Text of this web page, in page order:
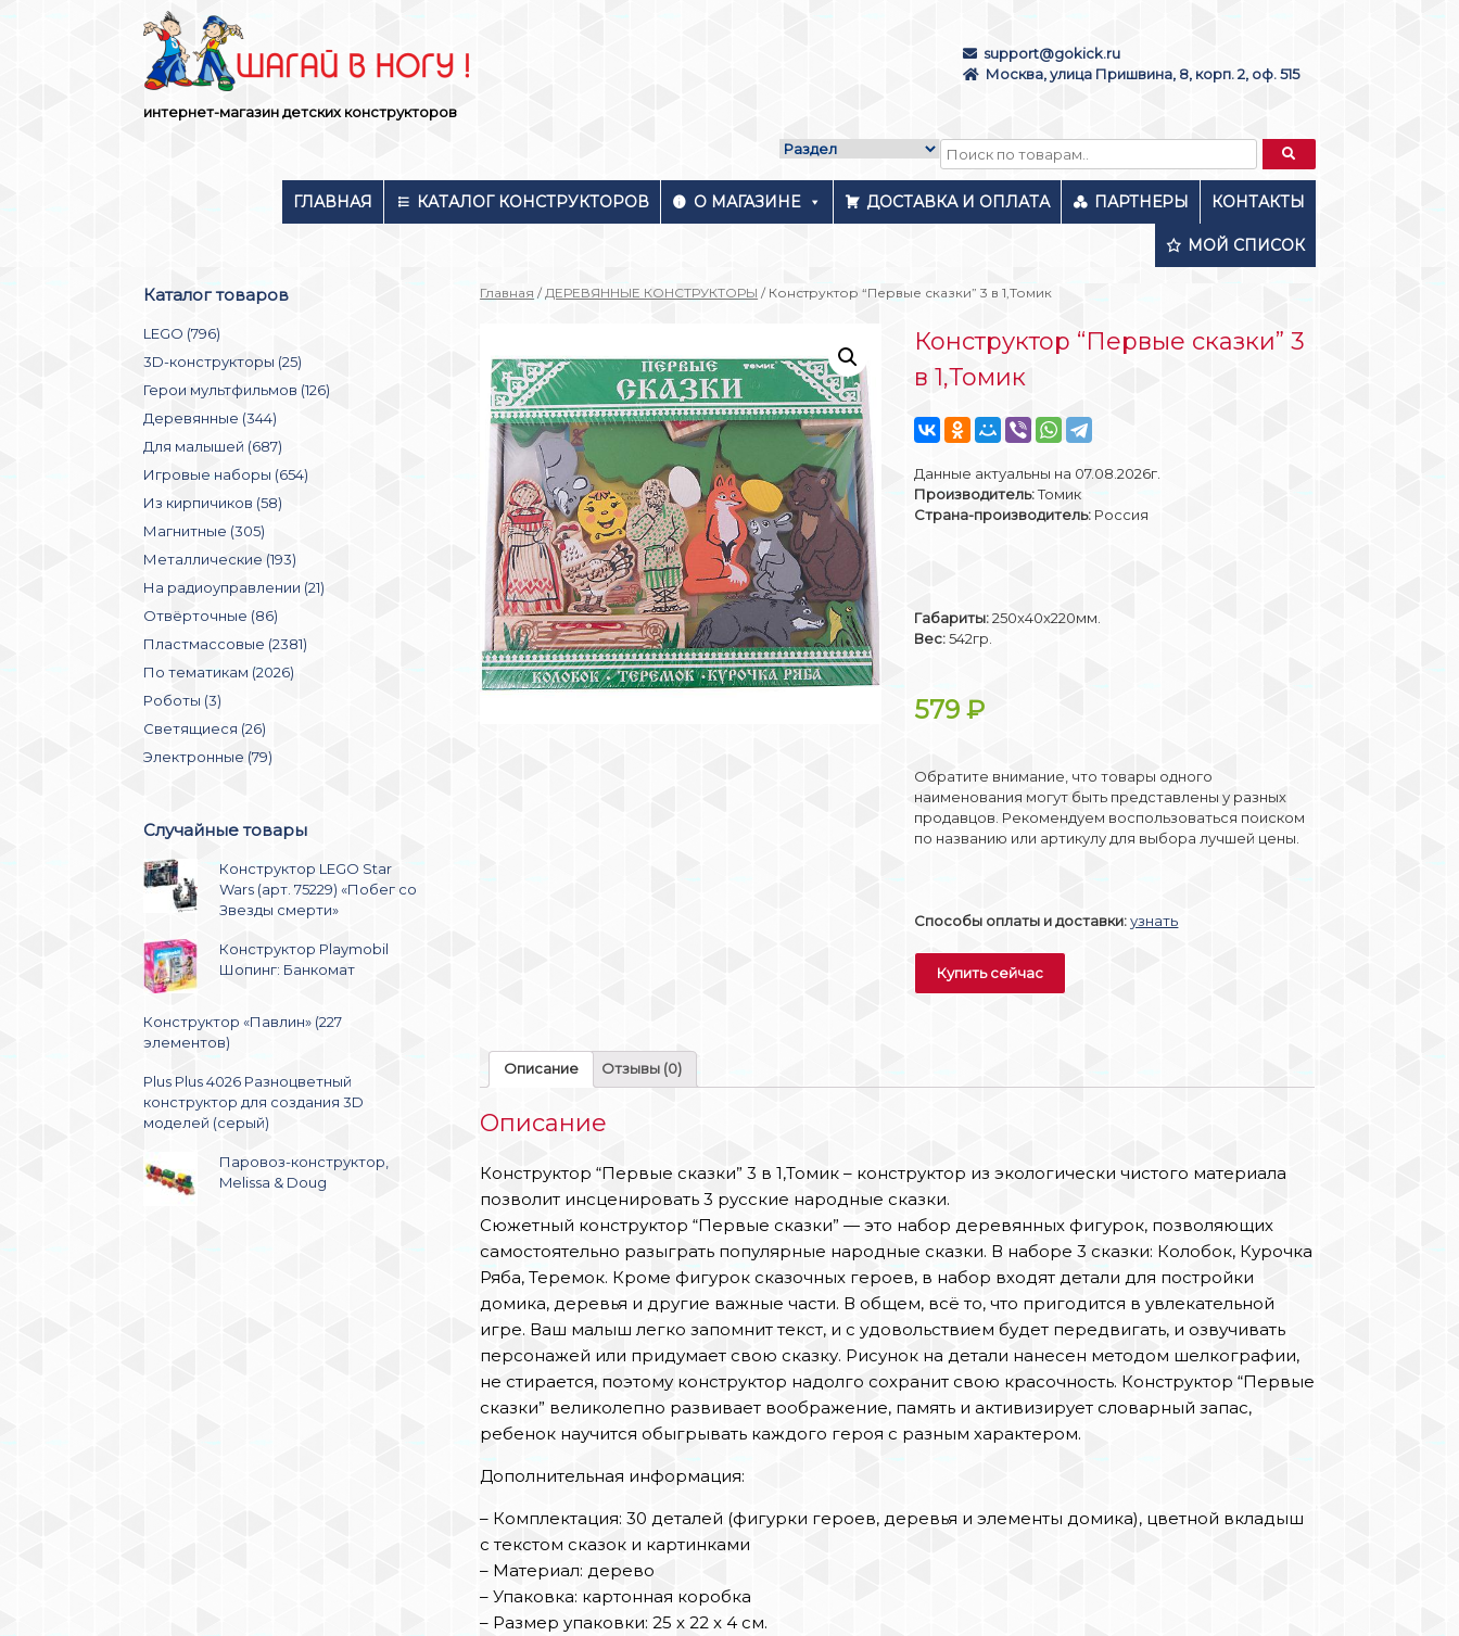
интернет-магазин детских конструкторов
support@gokick.ru
Москва, улица Пришвина, 8, корп. 2, оф. 515
ГЛАВНАЯ КАТАЛОГ КОНСТРУКТОРОВ О МАГАЗИНЕ ДОСТАВКА И ОПЛАТА ПАРТНЕРЫ КОНТАКТЫ
МОЙ СПИСОК
Главная / ДЕРЕВЯННЫЕ КОНСТРУКТОРЫ / Конструктор “Первые сказки” 3 в 1,Томик
Конструктор “Первые сказки” 3
в 1,Томик
Данные актуальны на 07.08.2026г.
Производитель:Томик
Страна-производитель: Россия
Габариты:250x40x220мм.
Вес:542гр.
579₽
Обратите внимание, что товары одного
наименования могут быть представлены у разных
продавцов. Рекомендуем воспользоваться поиском
по названию или артикулу для выбора лучшей цены.
Способы оплаты и доставки: узнать
Купить сейчас
Описание Отзывы (0)
Описание
Конструктор “Первые сказки” 3 в 1,Томик – конструктор из экологически чистого материала
позволит инсценировать 3 русские народные сказки.
Сюжетный конструктор “Первые сказки” — это набор деревянных фигурок, позволяющих
самостоятельно разыграть популярные народные сказки. В наборе 3 сказки: Колобок, Курочка
Ряба, Теремок. Кроме фигурок сказочных героев, в набор входят детали для постройки
домика, деревья и другие важные части. В общем, всё то, что пригодится в увлекательной
игре. Ваш малыш легко запомнит текст, и с удовольствием будет передвигать, и озвучивать
персонажей или придумает свою сказку. Рисунок на детали нанесен методом шелкографии,
не стирается, поэтому конструктор надолго сохранит свою красочность. Конструктор “Первые
сказки” великолепно развивает воображение, память и активизирует словарный запас,
ребенок научится обыгрывать каждого героя с разным характером.
Дополнительная информация:
– Комплектация: 30 деталей (фигурки героев, деревья и элементы домика), цветной вкладыш
с текстом сказок и картинками
– Материал: дерево
– Упаковка: картонная коробка
– Размер упаковки: 25 x 22 x 4 см.
Каталог товаров
LEGO (796)
3D-конструкторы (25)
Герои мультфильмов (126)
Деревянные (344)
Для малышей (687)
Игровые наборы (654)
Из кирпичиков (58)
Магнитные (305)
Металлические (193)
На радиоуправлении (21)
Отвёрточные (86)
Пластмассовые (2381)
По тематикам (2026)
Роботы (3)
Светящиеся (26)
Электронные (79)
Случайные товары
Конструктор LEGO Star
Wars (арт. 75229) «Побег со
Звезды смерти»
Конструктор Playmobil
Шопинг: Банкомат
Конструктор «Павлин» (227
элементов)
Plus Plus 4026 Разноцветный
конструктор для создания 3D
моделей (серый)
Паровоз-конструктор,
Melissa & Doug